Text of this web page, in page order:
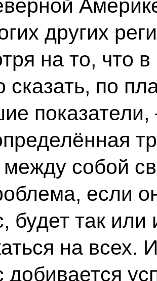
других
на то, что
сказать, по
между собой
если
будет так или
на всех.
добивается